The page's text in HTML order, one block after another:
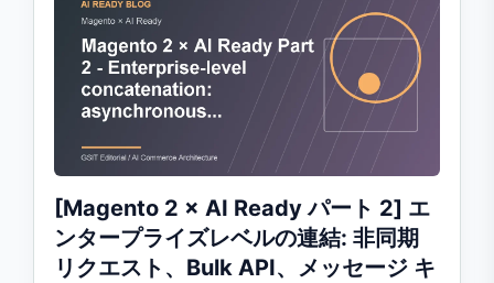
[Magento 2 × AI Ready パート 2] エ
ンタープライズレベルの連結: 非同期
リクエスト、Bulk API、メッセージ キ